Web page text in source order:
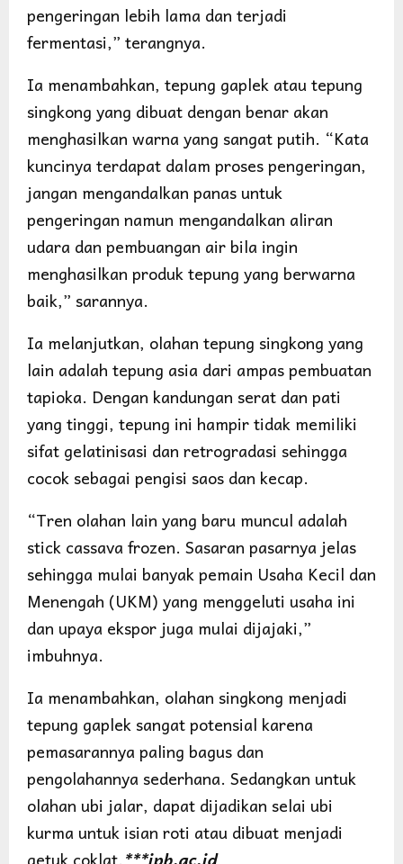
pengeringan lebih lama dan terjadi
fermentasi,” terangnya.
Ia menambahkan, tepung gaplek atau tepung
singkong yang dibuat dengan benar akan
menghasilkan warna yang sangat putih. “Kata
kuncinya terdapat dalam proses pengeringan,
jangan mengandalkan panas untuk
pengeringan namun mengandalkan aliran
udara dan pembuangan air bila ingin
menghasilkan produk tepung yang berwarna
baik,” sarannya.
Ia melanjutkan, olahan tepung singkong yang
lain adalah tepung asia dari ampas pembuatan
tapioka. Dengan kandungan serat dan pati
yang tinggi, tepung ini hampir tidak memiliki
sifat gelatinisasi dan retrogradasi sehingga
cocok sebagai pengisi saos dan kecap.
“Tren olahan lain yang baru muncul adalah
stick cassava frozen. Sasaran pasarnya jelas
sehingga mulai banyak pemain Usaha Kecil dan
Menengah (UKM) yang menggeluti usaha ini
dan upaya ekspor juga mulai dijajaki,”
imbuhnya.
Ia menambahkan, olahan singkong menjadi
tepung gaplek sangat potensial karena
pemasarannya paling bagus dan
pengolahannya sederhana. Sedangkan untuk
olahan ubi jalar, dapat dijadikan selai ubi
kurma untuk isian roti atau dibuat menjadi